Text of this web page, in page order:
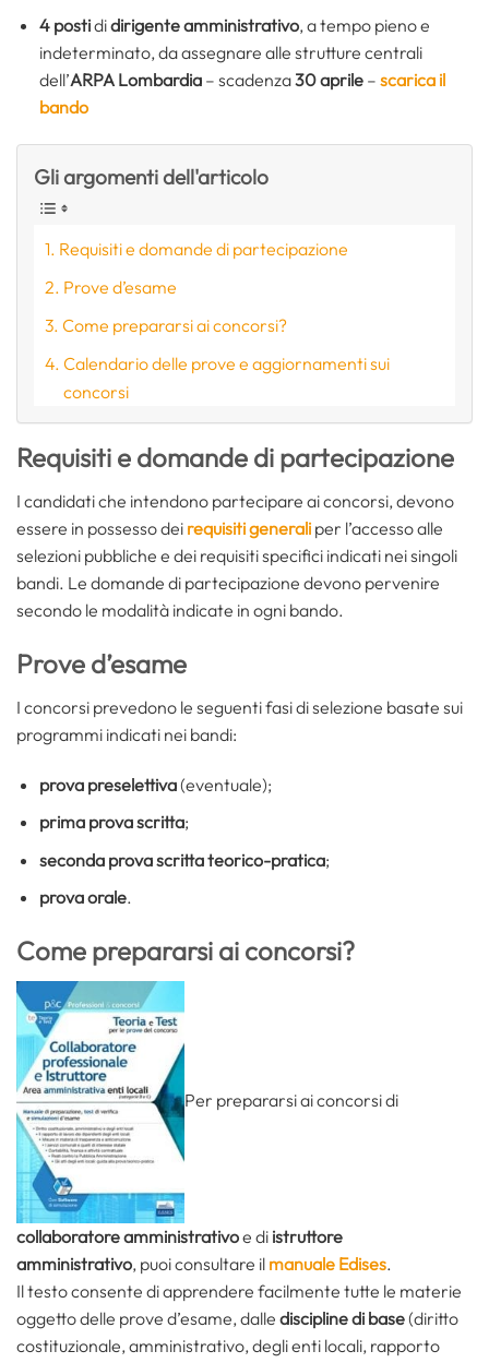
4 postididirigente amministrativo, a tempo pieno e
indeterminato, da assegnare alle strutture centrali
dell’ARPALombardia– scadenza30 aprile– scarica il
bando
Gli argomenti dell'articolo
Requisiti e domande di partecipazione
Prove d’esame
Come prepararsi ai concorsi?
Calendario delle prove e aggiornamenti sui
concorsi
Requisiti e domande di partecipazione
I candidati che intendono partecipare ai concorsi, devono
essere in possesso dei requisiti generali per l’accesso alle
selezioni pubbliche e dei requisiti specifici indicati nei singoli
bandi. Le domande di partecipazione devono pervenire
secondo le modalità indicate in ogni bando.
Prove d’esame
I concorsi prevedono le seguenti fasi di selezione basate sui
programmi indicati nei bandi:
prova preselettiva(eventuale);
prima prova scritta;
seconda prova scritta teorico-pratica;
prova orale.
Come prepararsi ai concorsi?
Per prepararsi ai concorsi di
collaboratore amministrativoe di istruttore
amministrativo, puoi consultare il manuale Edises.
Il testo consente di apprendere facilmente tutte le materie
oggetto delle prove d’esame, dalle discipline di base(diritto
costituzionale, amministrativo, degli enti locali, rapporto